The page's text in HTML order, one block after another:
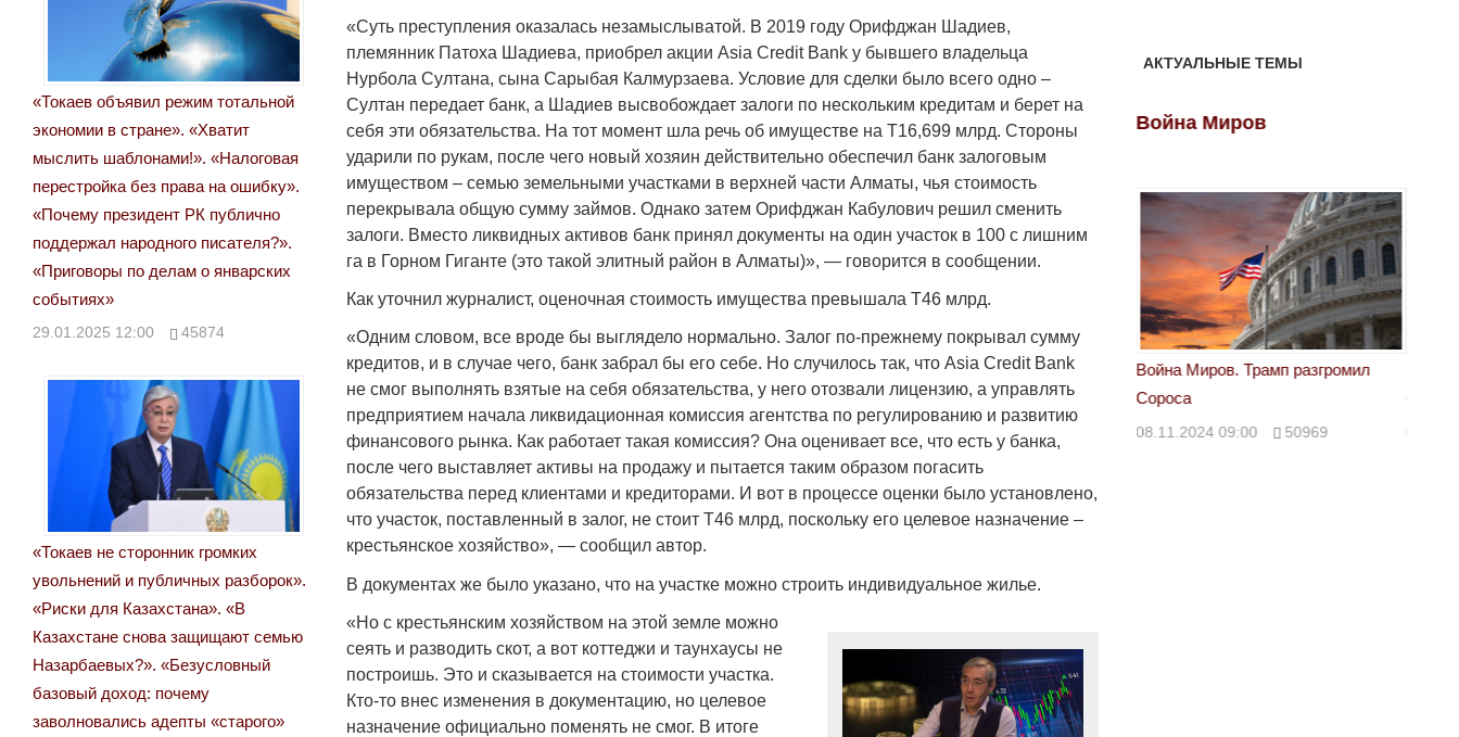
«Суть преступления оказалась незамыслыватой. В 2019 году Орифджан Шадиев,
племянник Патоха Шадиева, приобрел акции Asia Credit Bank у бывшего владельца
Нурбола Султана, сына Сарыбая Калмурзаева. Условие для сделки было всего одно –
Султан передает банк, а Шадиев высвобождает залоги по нескольким кредитам и берет на
себя эти обязательства. На тот момент шла речь об имуществе на Т16,699 млрд. Стороны
ударили по рукам, после чего новый хозяин действительно обеспечил банк залоговым
имуществом – семью земельными участками в верхней части Алматы, чья стоимость
перекрывала общую сумму займов. Однако затем Орифджан Кабулович решил сменить
залоги. Вместо ликвидных активов банк принял документы на один участок в 100 с лишним
га в Горном Гиганте (это такой элитный район в Алматы)», — говорится в сообщении.
Как уточнил журналист, оценочная стоимость имущества превышала Т46 млрд.
«Одним словом, все вроде бы выглядело нормально. Залог по-прежнему покрывал сумму
кредитов, и в случае чего, банк забрал бы его себе. Но случилось так, что Asia Credit Bank
не смог выполнять взятые на себя обязательства, у него отозвали лицензию, а управлять
предприятием начала ликвидационная комиссия агентства по регулированию и развитию
финансового рынка. Как работает такая комиссия? Она оценивает все, что есть у банка,
после чего выставляет активы на продажу и пытается таким образом погасить
обязательства перед клиентами и кредиторами. И вот в процессе оценки было установлено,
что участок, поставленный в залог, не стоит Т46 млрд, поскольку его целевое назначение –
крестьянское хозяйство», — сообщил автор.
В документах же было указано, что на участке можно строить индивидуальное жилье.
«Но с крестьянским хозяйством на этой земле можно
сеять и разводить скот, а вот коттеджи и таунхаусы не
построишь. Это и сказывается на стоимости участка.
Кто-то внес изменения в документацию, но целевое
назначение официально поменять не смог. В итоге
«Токаев объявил режим тотальной
экономии в стране». «Хватит
мыслить шаблонами!». «Налоговая
перестройка без права на ошибку».
«Почему президент РК публично
поддержал народного писателя?».
«Приговоры по делам о январских
событиях»
29.01.2025 12:00 45874
«Токаев не сторонник громких
увольнений и публичных разборок».
«Риски для Казахстана». «В
Казахстане снова защищают семью
Назарбаевых?». «Безусловный
базовый доход: почему
заволновались адепты «старого»
АКТУАЛЬНЫЕ ТЕМЫ
Война Миров
Война Миров. Трамп разгромил
Сороса
50969
Война Миров
Война Миров. Трамп разгромил
Сороса
08.11.2024 09:00 50969